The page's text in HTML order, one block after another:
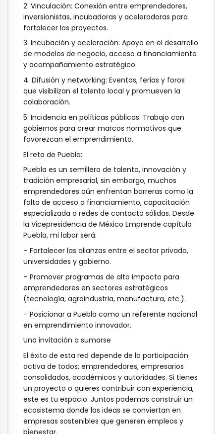
2. Vinculación: Conexión entre emprendedores,
inversionistas, incubadoras y aceleradoras para
fortalecer los proyectos.
3. Incubación y aceleración: Apoyo en el desarrollo
de modelos de negocio, acceso a financiamiento
y acompañamiento estratégico.
4. Difusión y networking: Eventos, ferias y foros
que visibilizan el talento local y promueven la
colaboración.
5. Incidencia en políticas públicas: Trabajo con
gobiernos para crear marcos normativos que
favorezcan el emprendimiento.
El reto de Puebla:
Puebla es un semillero de talento, innovación y
tradición empresarial, sin embargo, muchos
emprendedores aún enfrentan barreras como la
falta de acceso a financiamiento, capacitación
especializada o redes de contacto sólidas. Desde
la Vicepresidencia de México Emprende capítulo
Puebla, mi labor será:
– Fortalecer las alianzas entre el sector privado,
universidades y gobierno.
– Promover programas de alto impacto para
emprendedores en sectores estratégicos
(tecnología, agroindustria, manufactura, etc.).
– Posicionar a Puebla como un referente nacional
en emprendimiento innovador.
Una invitación a sumarse
El éxito de esta red depende de la participación
activa de todos: emprendedores, empresarios
consolidados, académicos y autoridades. Si tienes
un proyecto o quieres contribuir con experiencia,
este es tu espacio. Juntos podemos construir un
ecosistema donde las ideas se conviertan en
empresas sostenibles que generen empleos y